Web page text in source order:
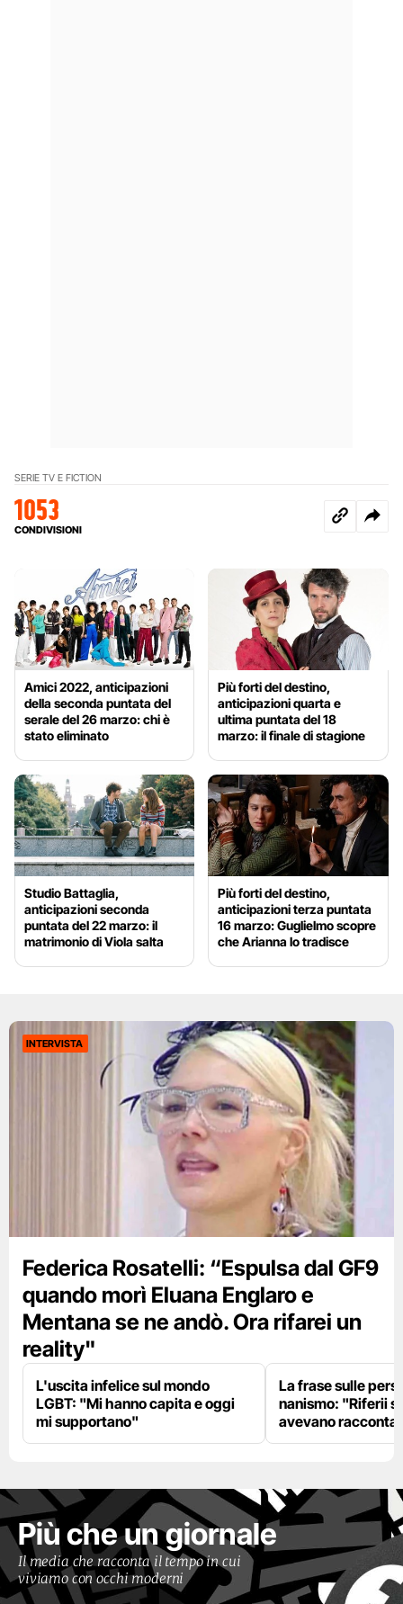
SERIE TV E FICTION
1053
CONDIVISIONI
Amici 2022, anticipazioni
della seconda puntata del
serale del 26 marzo: chi è
stato eliminato
Più forti del destino,
anticipazioni quarta e
ultima puntata del 18
marzo: il finale di stagione
Studio Battaglia,
anticipazioni seconda
puntata del 22 marzo: il
matrimonio di Viola salta
Più forti del destino,
anticipazioni terza puntata
16 marzo: Guglielmo scopre
che Arianna lo tradisce
INTERVISTA
Federica Rosatelli: “Espulsa dal GF9
quando morì Eluana Englaro e
Mentana se ne andò. Ora rifarei un
reality"
L'uscita infelice sul mondo
LGBT: "Mi hanno capita e oggi
mi supportano"
La frase sulle
nanismo: "Riferii
avevano
Più che un giornale
Il media che racconta il tempo in cui
viviamo con occhi moderni